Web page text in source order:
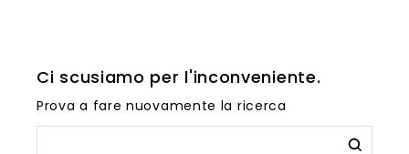
Ci scusiamo per l'inconveniente.
Prova a fare nuovamente la ricerca